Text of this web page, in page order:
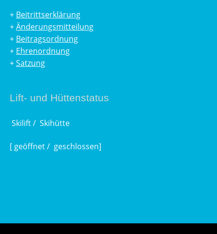
+ Beitrittserklärung
+Änderungsmitteilung
+ Beitragsordnung
+ Ehrenordnung
+Satzung
Lift- und Hüttenstatus
Skilift / Skihütte
[ geöffnet / geschlossen]